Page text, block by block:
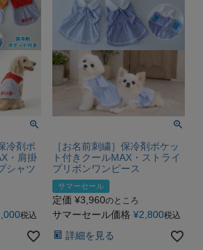
冷剤ポ
・肩掛
シャツ
税込
［お名前刺繍］保冷剤ポケッ
ト付きクールMAX・ストライ
プリボンワンピース
サマーセール
定価 ¥3,960のところ
サマーセール価格 ¥2,800税込
詳細を見る